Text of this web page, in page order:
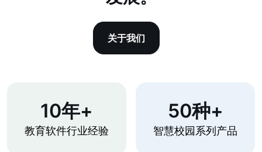
关于我们
10年+
教育软件行业经验
50种+
智慧校园系列产品